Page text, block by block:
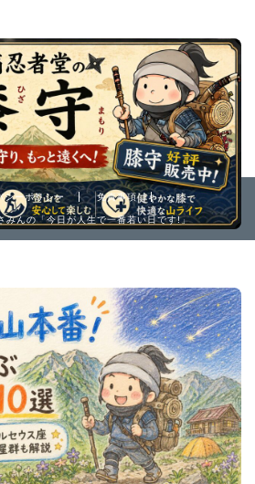
シーポリシー 免責事項
んの「今日が人生で一番若い日です!」